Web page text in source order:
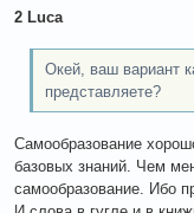
2 Luca
Окей, ваш вариант
представляете?
Самообразование
базовых знаний. Чем
самообразование. Ибо